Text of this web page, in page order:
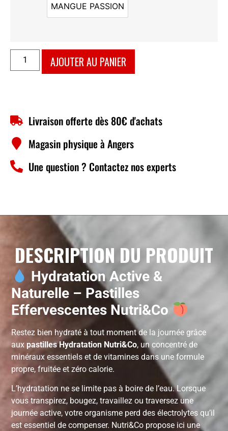
MANGUE PASSION
MANGUE PASSION
AJOUTER AU PANIER
Livraison offerte dès 80€ d'achats
Magasin physique à Angers
Une question ? Contactez nos experts
DESCRIPTION DU PRODUIT
Hydratation Active &
Naturelle – Pastilles
Effervescentes Nutri&Co
Restez bien hydraté à tout moment de la journée grâce
aux pastilles Hydratation Nutri&Co, un concentré de
minéraux essentiels et de vitamines dans une formule
propre, fruitée et zéro calorie.
L’hydratation ne se limite pas à boire de l’eau. Lorsque
vous transpirez, bougez, travaillez ou traversez une
journée active, votre organisme perd des électrolytes qu’il
est essentiel de compenser. Nutri&Co propose ici une